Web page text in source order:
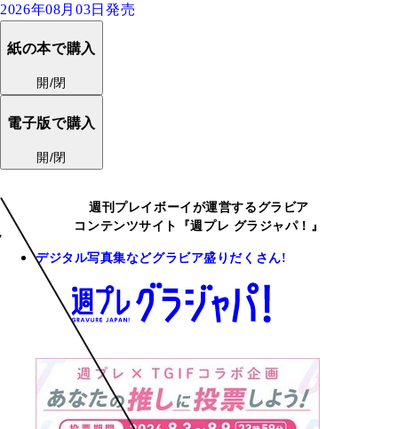
2026年08月03日発売
紙の本で購入
開/閉
電子版で購入
開/閉
週刊プレイボーイが運営するグラビア
コンテンツサイト『週プレ グラジャパ！』
デジタル写真集などグラビア盛りだくさん!